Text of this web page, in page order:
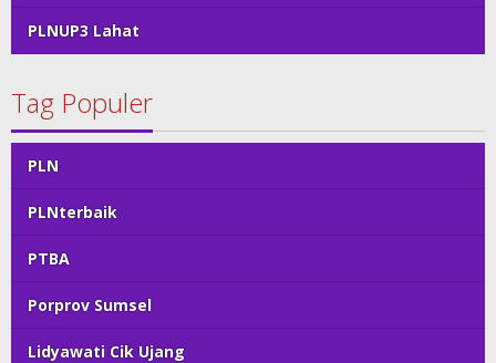
PLNUP3 Lahat
Tag Populer
PLN
PLNterbaik
PTBA
Porprov Sumsel
Lidyawati Cik Ujang